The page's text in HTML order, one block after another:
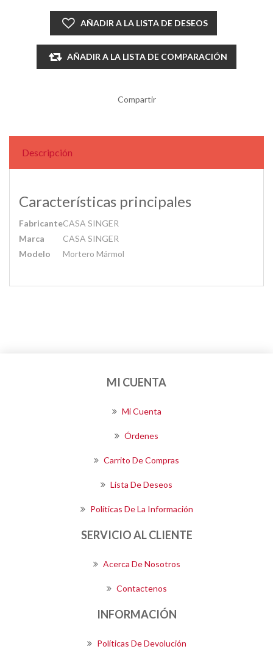
AÑADIR A LA LISTA DE DESEOS
AÑADIR A LA LISTA DE COMPARACIÓN
Compartir
Descripción
Características principales
FabricanteCASA SINGER
Marca
CASA SINGER
Modelo
Mortero Mármol
MI CUENTA
Mi Cuenta
Órdenes
Carrito De Compras
Lista De Deseos
Políticas De La Información
SERVICIO AL CLIENTE
Acerca De Nosotros
Contactenos
INFORMACIÓN
Políticas De Devolución